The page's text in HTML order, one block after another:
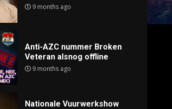
9 months ago
Anti-AZC nummer Broken
Veteran alsnog offline
9 months ago
Nationale Vuurwerkshow